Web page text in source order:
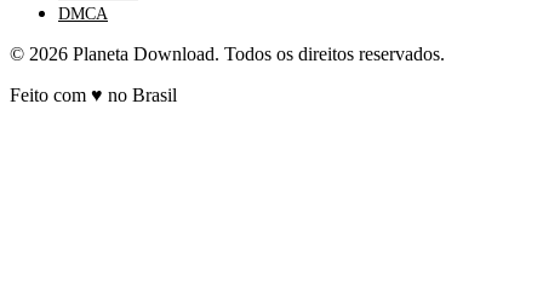
DMCA
© 2026 Planeta Download. Todos os direitos reservados.
Feito com ♥ no Brasil